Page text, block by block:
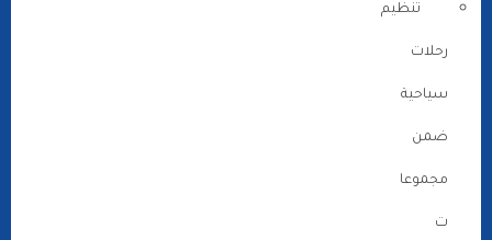
تنظيم
رحلات
سياحية
ضمن
مجموعا
ت